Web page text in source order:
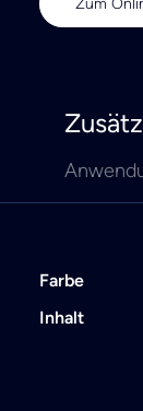
Zum
Farbe
Inhalt